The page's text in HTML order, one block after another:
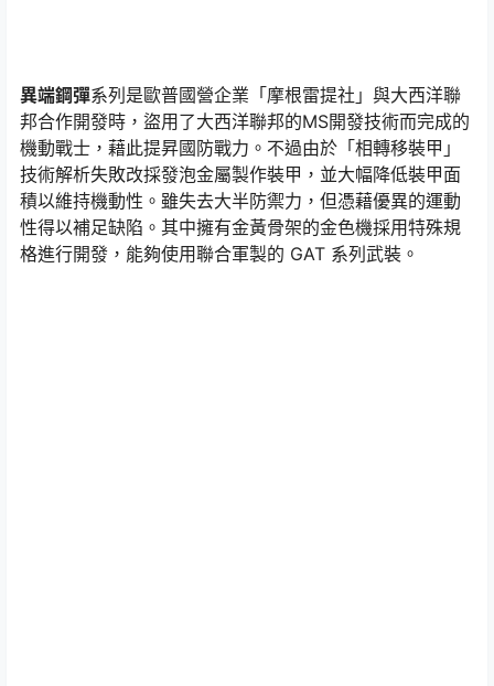
異端鋼彈系列是歐普國營企業「摩根雷提社」與大西洋聯
邦合作開發時，盜用了大西洋聯邦的MS開發技術而完成的
機動戰士，藉此提昇國防戰力。不過由於「相轉移裝甲」
技術解析失敗改採發泡金屬製作裝甲，並大幅降低裝甲面
積以維持機動性。雖失去大半防禦力，但憑藉優異的運動
性得以補足缺陷。其中擁有金黃骨架的金色機採用特殊規
格進行開發，能夠使用聯合軍製的 GAT 系列武裝。